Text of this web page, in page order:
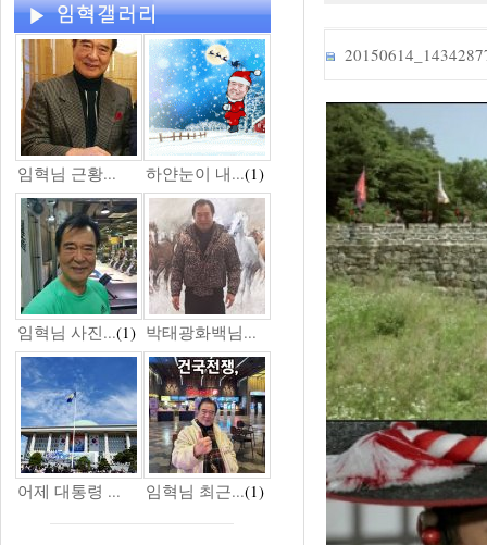
임혁님 근황... 하얀눈이 내...(1)
임혁님 사진...(1) 박태광화백님...
어제 대통령 ... 임혁님 최근...(1)